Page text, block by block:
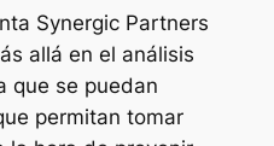
Synergic Partners
allá en el análisis
que se puedan
permitan tomar